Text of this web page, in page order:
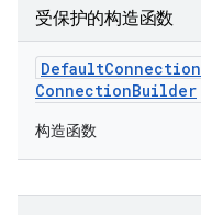
受保护的构造函数
DefaultConnection
ConnectionBuilder
构造函数